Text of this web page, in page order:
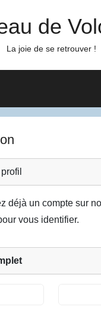
de
La joie de se retrouver !
déjà un compte sur
vous identifier.